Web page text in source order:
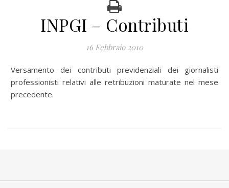
INPGI – Contributi
16 Febbraio 2010
Versamento dei contributi previdenziali dei giornalisti
professionisti relativi alle retribuzioni maturate nel mese
precedente.